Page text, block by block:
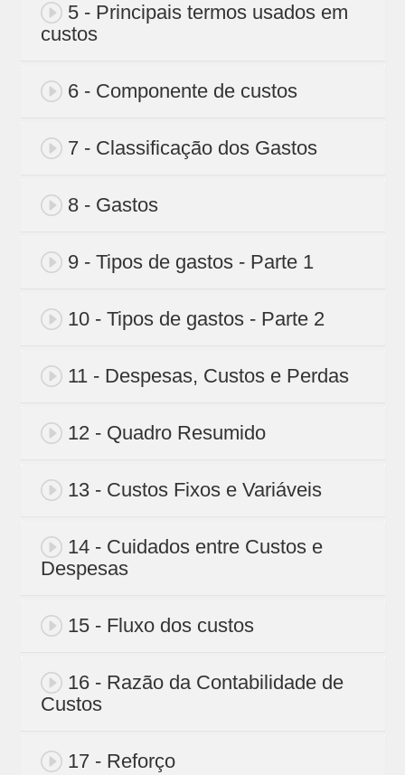
5 - Principais termos usados em
custos
6 - Componente de custos
7 - Classificação dos Gastos
8 - Gastos
9 - Tipos de gastos - Parte 1
10 - Tipos de gastos - Parte 2
11 - Despesas, Custos e Perdas
12 - Quadro Resumido
13 - Custos Fixos e Variáveis
14 - Cuidados entre Custos e
Despesas
15 - Fluxo dos custos
16 - Razão da Contabilidade de
Custos
17 - Reforço